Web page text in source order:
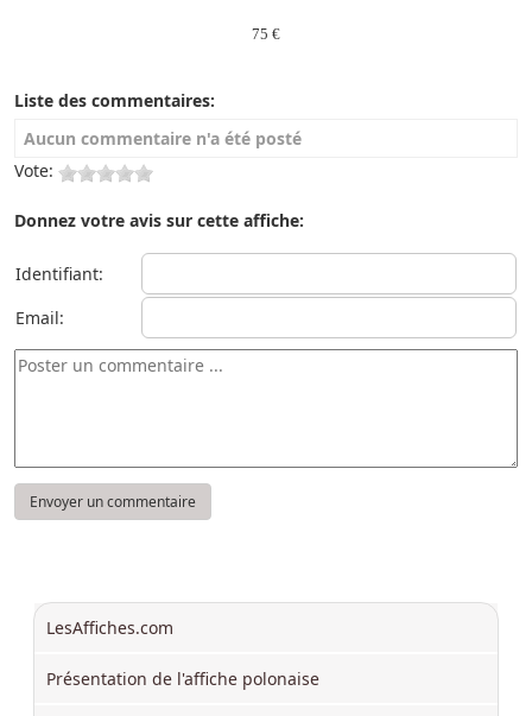
75 €
Liste des commentaires:
Aucun commentaire n'a été posté
Vote:
Donnez votre avis sur cette affiche:
Identifiant:
Email:
LesAffiches.com
Présentation de l'affiche polonaise